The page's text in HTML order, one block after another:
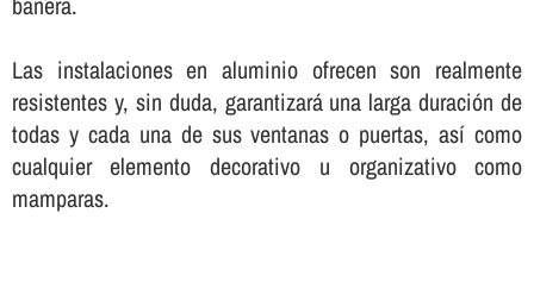
Las instalaciones en aluminio ofrecen son realmente
resistentes y, sin duda, garantizará una larga duración de
todas y cada una de sus ventanas o puertas, así­ como
cualquier elemento decorativo u organizativo como
mamparas.